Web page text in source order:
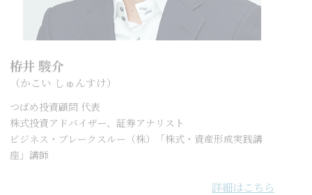
栫井 駿介
（かこい しゅんすけ）
つばめ投資顧問 代表
株式投資アドバイザー、証券アナリスト
ビジネス・ブレークスルー（株）「株式・資産形成実践講
座」講師
詳細はこちら